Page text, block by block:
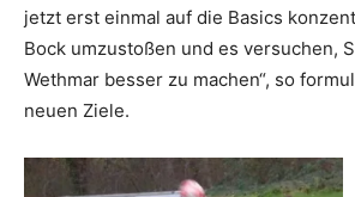
jetzt erst einmal auf die Basics
Bock umzustoßen und es versuchen,
Wethmar besser zu machen“, so
neuen Ziele.